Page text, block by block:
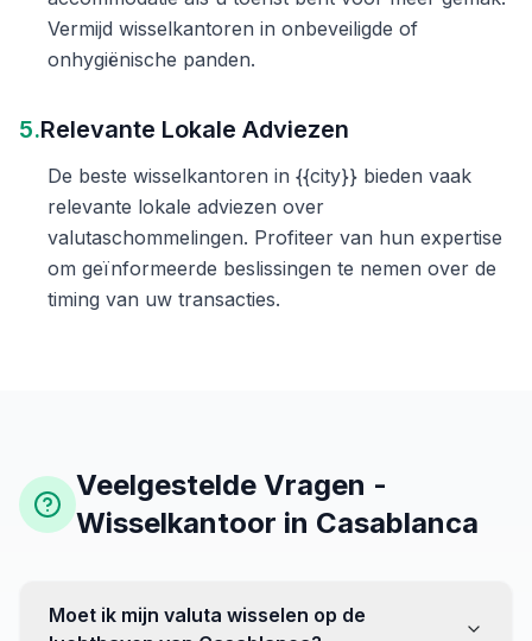
Vermijd wisselkantoren in onbeveiligde of
onhygiënische panden.
5.Relevante Lokale Adviezen
De beste wisselkantoren in {{city}} bieden vaak
relevante lokale adviezen over
valutaschommelingen. Profiteer van hun expertise
om geïnformeerde beslissingen te nemen over de
timing van uw transacties.
Veelgestelde Vragen -
Wisselkantoor in Casablanca
Moet ik mijn valuta wisselen op de